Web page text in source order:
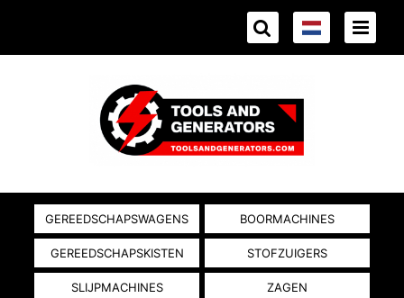
GEREEDSCHAPSWAGENS BOORMACHINES
GEREEDSCHAPSKISTEN STOFZUIGERS
SLIJPMACHINES ZAGEN